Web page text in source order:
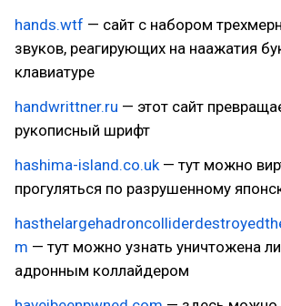
hands.wtf — сайт с набором
звуков, реагирующих на наажатия
клавиатуре
handwrittner.ru — этот сайт
рукописный шрифт
hashima-island.co.uk— тут можно
прогуляться по разрушенному
m — тут можно узнать уничтожена
адронным коллайдером